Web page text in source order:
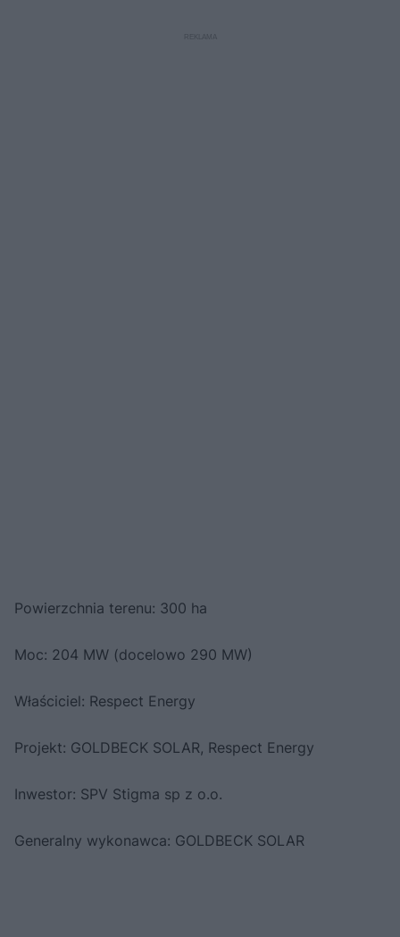
Powierzchnia terenu: 300 ha
Moc: 204 MW (docelowo 290 MW)
Właściciel: Respect Energy
Projekt: GOLDBECK SOLAR, Respect Energy
Inwestor: SPV Stigma sp z o.o.
Generalny wykonawca: GOLDBECK SOLAR